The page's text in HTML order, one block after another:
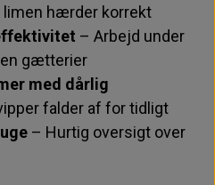
limen hærder korrekt
– Arbejd under
gætterier
med dårlig
falder af for tidligt
– Hurtig oversigt over